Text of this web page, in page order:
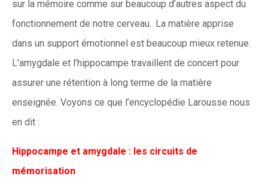
sur la mémoire comme sur beaucoup d’autres aspect du
fonctionnement de notre cerveau.. La matière apprise
dans un support émotionnel est beaucoup mieux retenue.
L’amygdale et l’hippocampe travaillent de concert pour
assurer une rétention à long terme de la matière
enseignée. Voyons ce que l’encyclopédie Larousse nous
en dit :
Hippocampe et amygdale : les circuits de
mémorisation